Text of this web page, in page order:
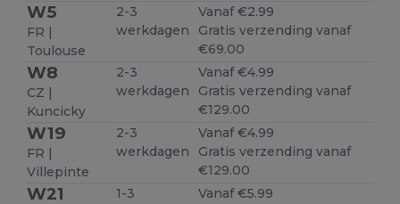
W5
FR |
Toulouse
2-3
werkdagen
Vanaf €2.99
Gratis verzending vanaf
€69.00
W8
CZ |
Kuncicky
2-3
werkdagen
Vanaf €4.99
Gratis verzending vanaf
€129.00
W19
FR |
Villepinte
2-3
werkdagen
Vanaf €4.99
Gratis verzending vanaf
€129.00
W21 1-3 Vanaf €5.99